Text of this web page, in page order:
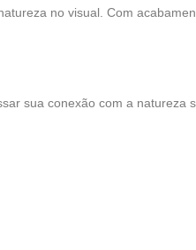
no visual. Com
sua conexão com a natureza